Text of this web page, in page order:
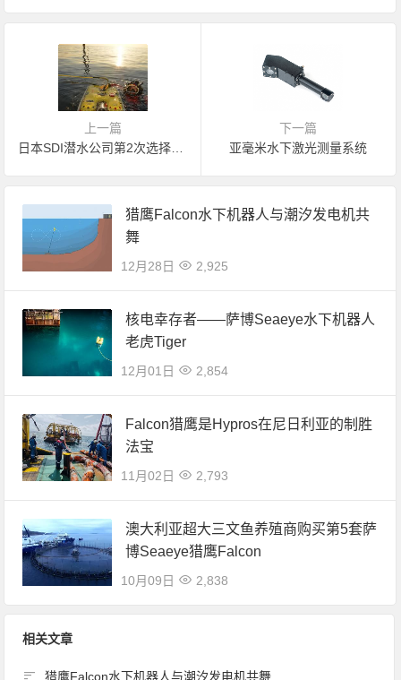
上一篇
下一篇
亚毫米水下激光测量系统
猎鹰Falcon水下机器人与潮汐发电机共
舞
12月28日 2,925
核电幸存者——萨博Seaeye水下机器人
老虎Tiger
12月01日 2,854
Falcon猎鹰是Hypros在尼日利亚的制胜
法宝
11月02日 2,793
澳大利亚超大三文鱼养殖商购买第5套萨
博Seaeye猎鹰Falcon
10月09日 2,838
相关文章
猎鹰Falcon水下机器人与潮汐发电机共舞